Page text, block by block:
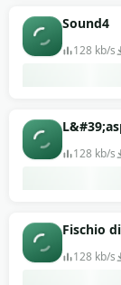
Sound4
128 kb/s
128 kb/s
Fischio
128 kb/s